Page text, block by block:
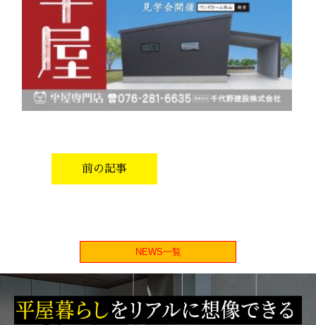
前の記事
NEWS一覧